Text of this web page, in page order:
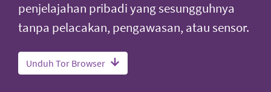
penjelajahan pribadi yang sesungguhnya
tanpa pelacakan, pengawasan, atau sensor.
Unduh Tor Browser